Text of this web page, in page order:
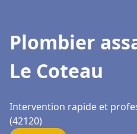
Plombier
Le Coteau
Intervention rapide et
(42120)